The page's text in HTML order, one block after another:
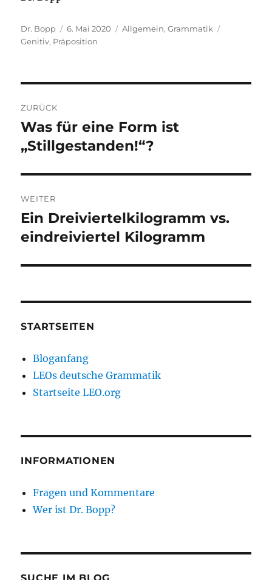
Autor
Dr. Bopp
Veröffentlicht
am
6. Mai 2020 Kategorien
Allgemein,Grammatik
Genitiv, Präposition
ZURÜCK
Vorheriger
Beitrag:
Was für eine Form ist
„Stillgestanden!“?
WEITER
Nächster
Beitrag:
Ein Dreiviertelkilogramm vs.
eindreiviertel Kilogramm
STARTSEITEN
Bloganfang
LEOs deutsche Grammatik
Startseite LEO.org
INFORMATIONEN
Fragen und Kommentare
Wer ist Dr. Bopp?